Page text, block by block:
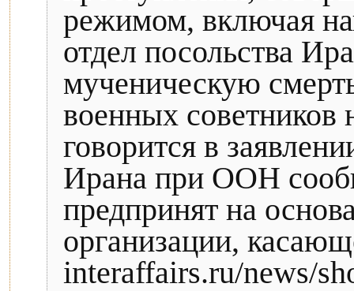
режимом, включая
отдел посольства
мученическую
военных
говорится в
Ирана при ООН
предпринят на
организации,
interaffairs.ru/news/